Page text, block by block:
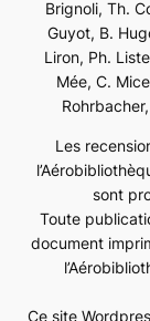
Brignoli, Th.
Guyot, B.
Liron, Ph.
Mée, C.
Les
sont
Toute
document
Ce site